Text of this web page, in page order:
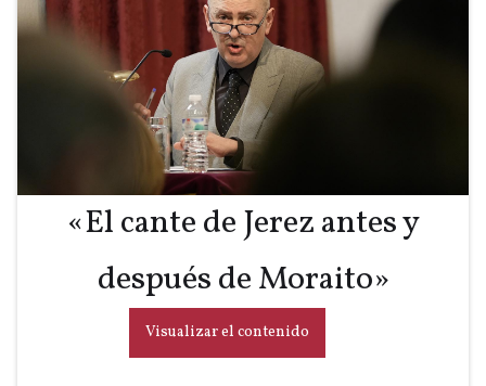
«El cante de Jerez antes y
después de Moraito»
Visualizar el contenido